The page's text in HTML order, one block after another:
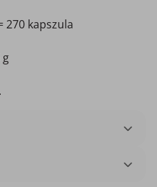
270 kapszula
g